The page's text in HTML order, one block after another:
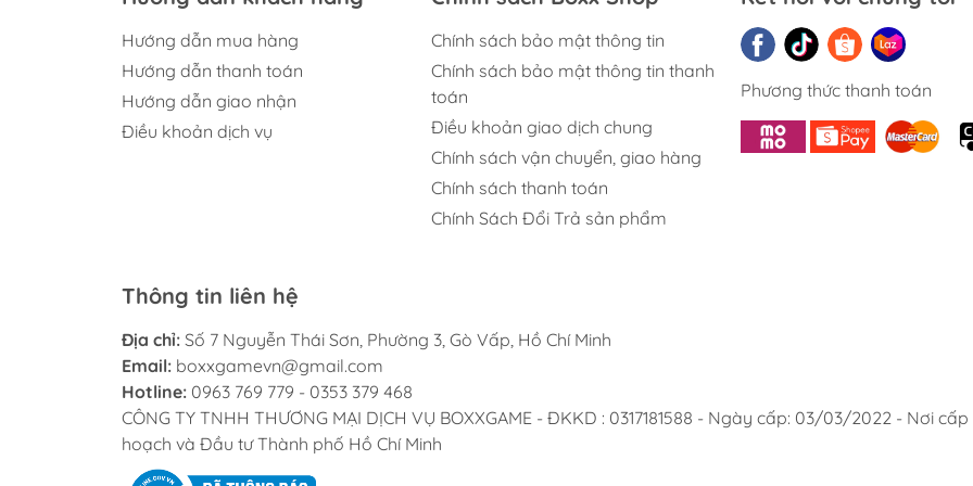
Đây là expansion cực hot dành cho collector lẫn người chơi Pokémon TCG English.
⚡ Điểm Nổi Bật Của Temporal Forces
🎴 Booster Pack Chính Hãng English
✔️ 1 Pokémon TCG Live code card
✨ Nội dung cards thay đổi ngẫu nhiên theo từng pack.
🌟 Cơ Hội Săn Ancient & Future Pokémon ex
Temporal Forces nổi bật với nhiều rarity hấp dẫn:
Hướng dẫn mua hàng
Hướng dẫn thanh toán
Hướng dẫn giao nhận
Điều khoản dịch vụ
Chính sách bảo mật thông tin
Chính sách bảo mật thông tin thanh
toán
Điều khoản giao dịch chung
Chính sách vận chuyển, giao hàng
Chính sách thanh toán
Chính Sách Đổi Trả sản phẩm
Phương thức thanh toán
Thông tin liên hệ
Địa chỉ: Số 7 Nguyễn Thái Sơn, Phường 3, Gò Vấp, Hồ Chí Minh
Email: boxxgamevn@gmail.com
Hotline: 0963 769 779 - 0353 379 468
CÔNG TY TNHH THƯƠNG MẠI DỊCH VỤ BOXXGAME - ĐKKD : 0317181588 - Ngày cấp: 03/03/2022 - Nơi cấp
hoạch và Đầu tư Thành phố Hồ Chí Minh